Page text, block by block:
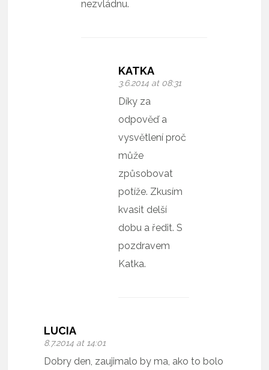
nezvládnu.
KATKA
3.6.2014 at 08:31
Díky za
odpověď a
vysvětlení proč
může
způsobovat
potíže. Zkusím
kvasit delší
dobu a ředit. S
pozdravem
Katka.
LUCIA
8.7.2014 at 14:01
Dobry den, zaujimalo by ma, ako to bolo